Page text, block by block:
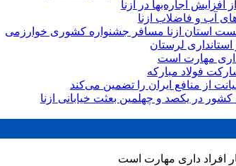
افزایش اجاره‌بها در ازنا
آب و فاضلاب ازنا
استان ازنا مسافر جشنواره کشوری خوارزمی
استانداری لرستان
داری مهارت است
فولاد مبارکه
از منافع ایران را تضمین می‌کند
در یکصد و چهلمین بعثت خیابانی ازنا